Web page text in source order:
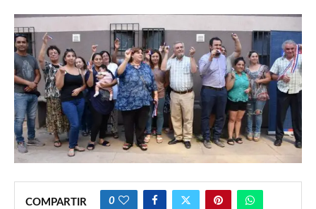
COMPARTIR 0